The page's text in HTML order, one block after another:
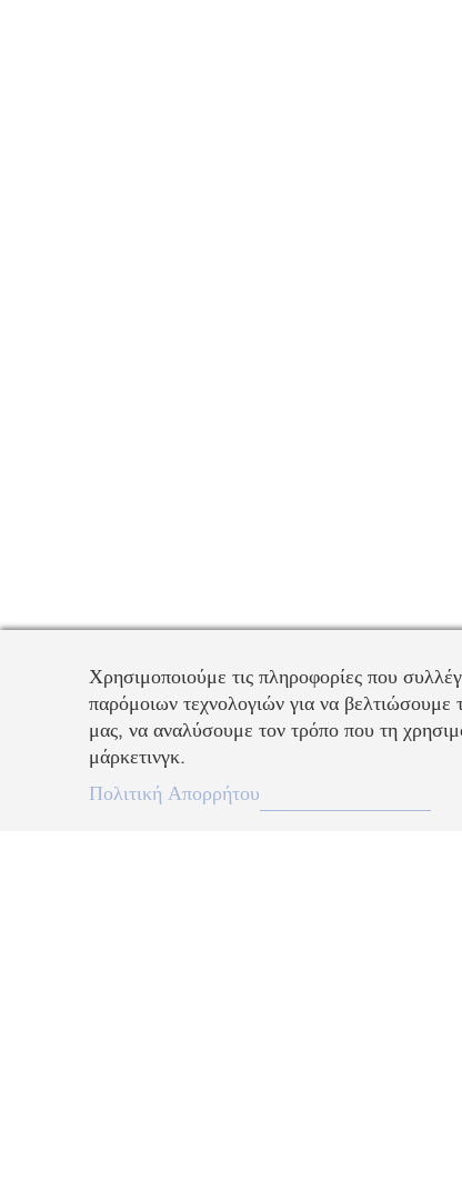
EL
Χρησιμοποιούμε τις πληροφορίες που
παρόμοιων τεχνολογιών για να βελτιώσουμε
μας, να αναλύσουμε τον τρόπο που τη
μάρκετινγκ.
Πολιτική Απορρήτου